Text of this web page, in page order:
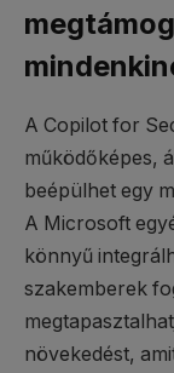
A Copilot for
működőképes,
beépülhet egy
A Microsoft
könnyű
szakemberek
növekedést,